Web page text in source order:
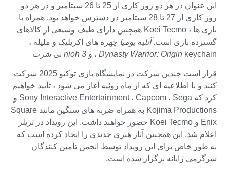
این عنوان در هر دو روز کاری از 25 تا 26 سپتامبر و در هر دو
روز کاری از 27 تا 28 سپتامبر در دسترس خواهد بود. همراه با
بازی ها ، Koei Tecmo همچنین دارای طیف وسیعی از کالاهای
گسترده بازی است.آتلیه یومیا چهره های اکریلیک و ملیله ،
Dynasty Warrior: Origin keychain ، و nioh 3 تی شرت
قرار است چندین شرکت در نمایشگاه بازی توکیو 2025 شرکت
کنند و با اطلاعیه ای که از ماه ژوئیه آغاز می شود ، تأیید خواهیم
کرد که Sony Interactive Entertainment ، Capcom ، Sega و
Kojima Productions به همراه ضربه های سنگین مانند Square
Enix و Koei Tecmo حضور خواهند داشت. این رویداد در تریلر
اعلام شد. این همچنین آثار هنری جدیدی را ایجاد کرده است که
به طور خاص برای این رویداد توسط انجمن تأمین کنندگان
سرگرمی رایانه برگزار شده است.